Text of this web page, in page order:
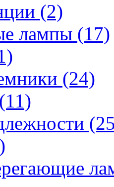
(2)
лампы (17)
(24)
(11)